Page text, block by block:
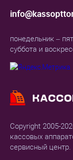
Copyright 2005-
кассовых
сервисный центр.
понедельник –
суббота и